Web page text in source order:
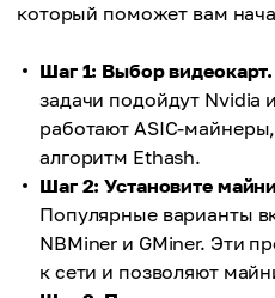
который поможет вам
Шаг 1: Выбор видеокарт.
задачи подойдут Nvidia
работают ASIC-
алгоритм Ethash.
Шаг 2: Установите
Популярные варианты
NBMiner и GMiner. Эти
к сети и позволяют